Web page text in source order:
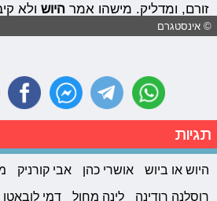
זורם, ומדליק. מישהו אמר היוש ולא
© אינסטגרם
תגיות
היוש או ביוש אושרי כהן אבי קורניק
רוסלנה רודינה
לינה מחול דמי לובאטו